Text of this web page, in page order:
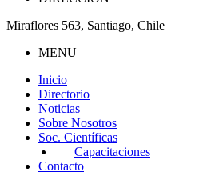
Miraflores 563, Santiago, Chile
MENU
Inicio
Directorio
Noticias
Sobre Nosotros
Soc. Científicas
Capacitaciones
Contacto